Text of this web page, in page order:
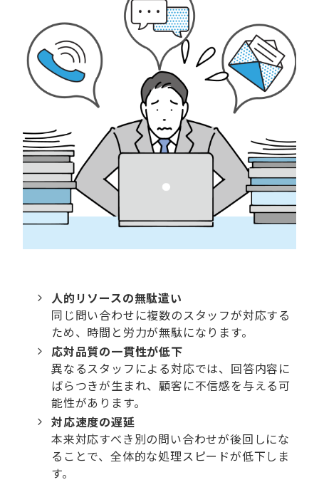
人的リソースの無駄遣い
同じ問い合わせに複数のスタッフが対応する
ため、時間と労力が無駄になります。
応対品質の⼀貫性が低下
異なるスタッフによる対応では、回答内容に
ばらつきが生まれ、顧客に不信感を与える可
能性があります。
対応速度の遅延
本来対応すべき別の問い合わせが後回しにな
ることで、全体的な処理スピードが低下しま
す。